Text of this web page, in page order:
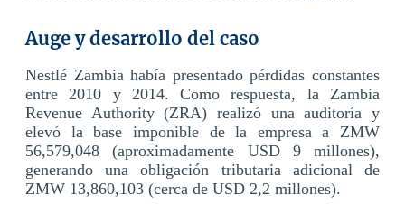
Auge y desarrollo del caso
Nestlé Zambia había presentado pérdidas constantes
entre 2010 y 2014. Como respuesta, la Zambia
Revenue Authority (ZRA) realizó una auditoría y
elevó la base imponible de la empresa a ZMW
56,579,048 (aproximadamente USD 9 millones),
generando una obligación tributaria adicional de
ZMW 13,860,103 (cerca de USD 2,2 millones).